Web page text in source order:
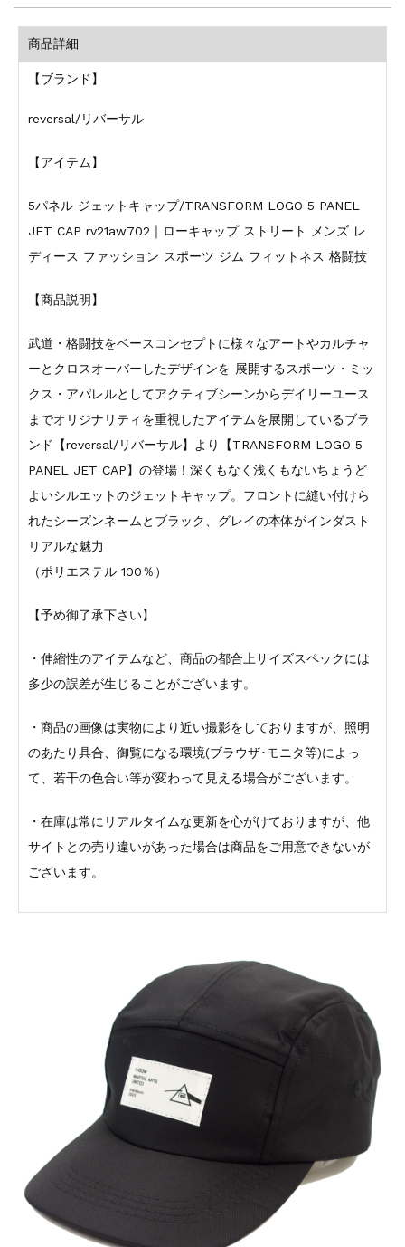
商品詳細
【ブランド】
reversal/リバーサル
【アイテム】
5パネル ジェットキャップ/TRANSFORM LOGO 5 PANEL
JET CAP rv21aw702｜ローキャップ ストリート メンズ レ
ディース ファッション スポーツ ジム フィットネス 格闘技
【商品説明】
武道・格闘技をベースコンセプトに様々なアートやカルチャ
ーとクロスオーバーしたデザインを 展開するスポーツ・ミッ
クス・アパレルとしてアクティブシーンからデイリーユース
までオリジナリティを重視したアイテムを展開しているブラ
ンド【reversal/リバーサル】より【TRANSFORM LOGO 5
PANEL JET CAP】の登場！深くもなく浅くもないちょうど
よいシルエットのジェットキャップ。フロントに縫い付けら
れたシーズンネームとブラック、グレイの本体がインダスト
リアルな魅力
（ポリエステル 100％）
【予め御了承下さい】
・伸縮性のアイテムなど、商品の都合上サイズスペックには
多少の誤差が生じることがございます。
・商品の画像は実物により近い撮影をしておりますが、照明
のあたり具合、御覧になる環境(ブラウザ･モニタ等)によっ
て、若干の色合い等が変わって見える場合がございます。
・在庫は常にリアルタイムな更新を心がけておりますが、他
サイトとの売り違いがあった場合は商品をご用意できないが
ございます。